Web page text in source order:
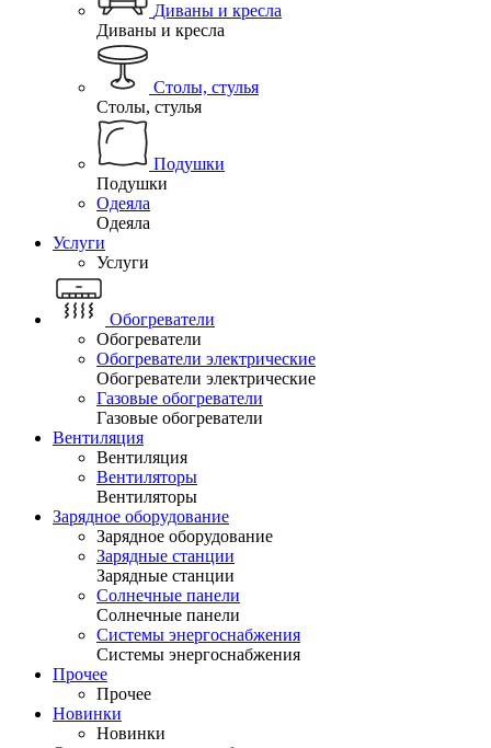
Диваны и кресла
Диваны и кресла
Столы, стулья
Столы, стулья
Подушки
Подушки
Одеяла
Одеяла
Услуги
Услуги
Обогреватели
Обогреватели
Обогреватели электрические
Обогреватели электрические
Газовые обогреватели
Газовые обогреватели
Вентиляция
Вентиляция
Вентиляторы
Вентиляторы
Зарядное оборудование
Зарядное оборудование
Зарядные станции
Зарядные станции
Солнечные панели
Солнечные панели
Системы энергоснабжения
Системы энергоснабжения
Прочее
Прочее
Новинки
Новинки